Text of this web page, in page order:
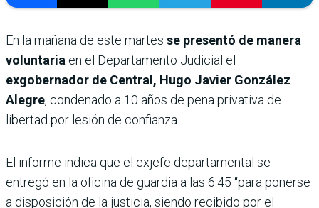
En la mañana de este martes se presentó de manera
voluntaria en el Departamento Judicial el
exgobernador de Central, Hugo Javier González
Alegre, condenado a 10 años de pena privativa de
libertad por lesión de confianza.
El informe indica que el exjefe departamental se
entregó en la oficina de guardia a las 6:45 “para ponerse
a disposición de la justicia, siendo recibido por el